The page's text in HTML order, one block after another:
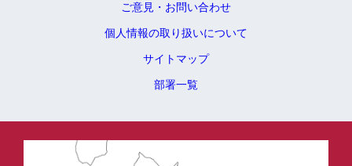
ご意見・お問い合わせ
個人情報の取り扱いについて
サイトマップ
部署一覧